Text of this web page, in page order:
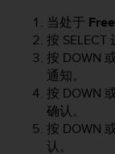
当处于 Free
按 SELECT
按 DOWN
通知。
按 DOWN
确认。
按 DOWN
认。